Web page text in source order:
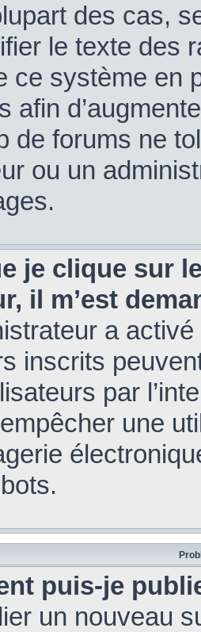
des cas,
le texte des
ce système en
afin
de forums ne
ou un
je clique sur
il m’est
a
inscrits
par
une
puis-je
un nouveau